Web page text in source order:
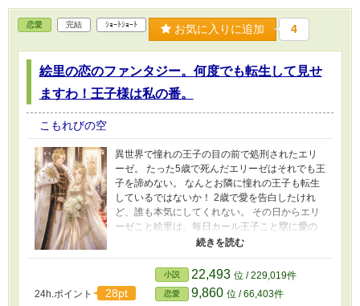
恋愛 完結 ｼｮｰﾄｼｮｰﾄ お気に入りに追加 4
絵里の恋のファンタジー。何度でも転生して見せ
ますわ！王子様は私の番。
こもれびの空
異世界で憧れの王子の目の前で処刑されたエリ
ーゼ。 たった5歳で死んだエリーゼはそれでも王
子を諦めない。 なんとお隣に憧れの王子も転生
しているではないか！ 2歳で愛を告白したけれ
ど、誰も本気にしてくれない。 その日からエリ
ーゼこと絵里は、毎日カール王子こと塁に愛の
告白を続けるのだった。 本当に絵里の恋は叶う
のか？塁は前世の記憶を取り戻すのか？ 塁の家
族も何やら訳ありげで……。 絵里の前世は「生
贄予定のモブですがなぜか神龍さまの番になり
ました」 絵里の次の転生先は「皇子さまは今日
24h.ポイント 28pt
小説 22,493 位 / 229,019件
恋愛 9,860 位 / 66,403件